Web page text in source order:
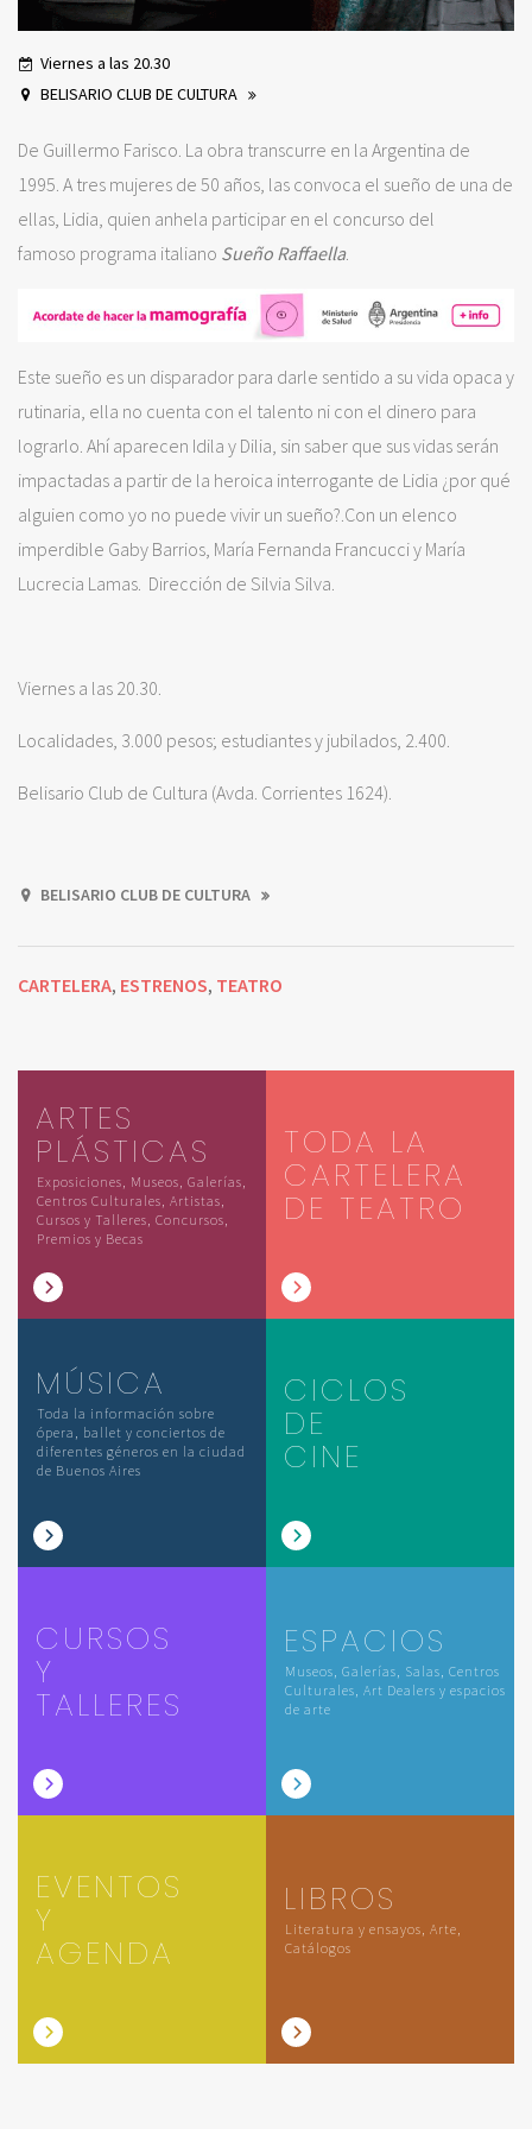
Viernes a las 20.30
BELISARIO CLUB DE CULTURA
De Guillermo Farisco. La obra transcurre en la Argentina de
1995. A tres mujeres de 50 años, las convoca el sueño de una de
ellas, Lidia, quien anhela participar en el concurso del
famoso programa italiano Sueño Raffaella.
Este sueño es un disparador para darle sentido a su vida opaca y
rutinaria, ella no cuenta con el talento ni con el dinero para
lograrlo. Ahí aparecen Idila y Dilia, sin saber que sus vidas serán
impactadas a partir de la heroica interrogante de Lidia ¿por qué
alguien como yo no puede vivir un sueño?.Con un elenco
imperdible Gaby Barrios, María Fernanda Francucci y María
Lucrecia Lamas. Dirección de Silvia Silva.
Viernes a las 20.30.
Localidades, 3.000 pesos; estudiantes y jubilados, 2.400.
Belisario Club de Cultura (Avda. Corrientes 1624).
BELISARIO CLUB DE CULTURA
CARTELERA, ESTRENOS, TEATRO
ARTES
PLÁSTICAS
Exposiciones, Museos, Galerías,
Centros Culturales, Artistas,
Cursos y Talleres, Concursos,
Premios y Becas
TODA LA
CARTELERA
DE TEATRO
MÚSICA
Toda la información sobre
ópera, ballet y conciertos de
diferentes géneros en la ciudad
de Buenos Aires
CICLOS
DE
CINE
CURSOS
Y
TALLERES
ESPACIOS
Museos, Galerías, Salas, Centros
Culturales, Art Dealers y espacios
de arte
EVENTOS
Y
AGENDA
LIBROS
Literatura y ensayos, Arte,
Catálogos